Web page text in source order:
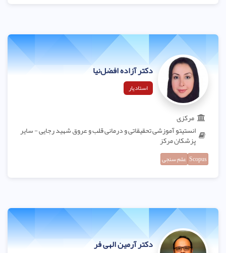
دکتر آزاده افضل‌نیا
استادیار
مرکزی
انستیتو آموزشی تحقیقاتی و درمانی قلب و عروق شهید رجایی - سایر
پزشکان مرکز
Scopus علم سنجی
دکتر آرمین الهی فر